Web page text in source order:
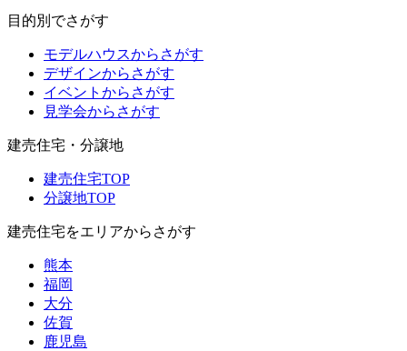
目的別でさがす
モデルハウスからさがす
デザインからさがす
イベントからさがす
見学会からさがす
建売住宅・分譲地
建売住宅TOP
分譲地TOP
建売住宅をエリアからさがす
熊本
福岡
大分
佐賀
鹿児島